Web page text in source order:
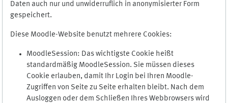
Daten auch nur und unwiderruflich in anonymisierter Form
gespeichert.
Diese Moodle-Website benutzt mehrere Cookies:
MoodleSession: Das wichtigste Cookie heißt
standardmäßig MoodleSession. Sie müssen dieses
Cookie erlauben, damit Ihr Login bei Ihren Moodle-
Zugriffen von Seite zu Seite erhalten bleibt. Nach dem
Ausloggen oder dem Schließen Ihres Webbrowsers wird